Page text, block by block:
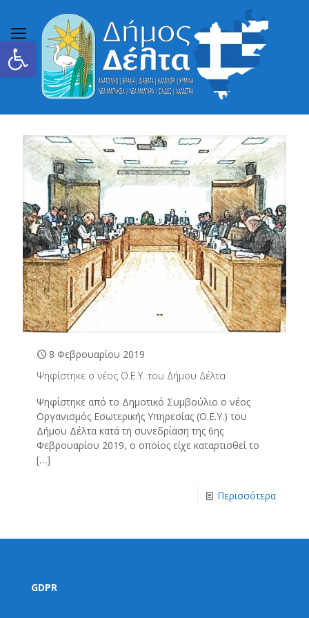
Ανοίξτε τη γραμμή εργαλείων
8 Φεβρουαρίου 2019
Ψηφίστηκε ο νέος Ο.Ε.Υ. του Δήμου Δέλτα
Ψηφίστηκε από το Δημοτικό Συμβούλιο ο νέος
Οργανισμός Εσωτερικής Υπηρεσίας (Ο.Ε.Υ.) του
Δήμου Δέλτα κατά τη συνεδρίαση της 6ης
Φεβρουαρίου 2019, ο οποίος είχε καταρτισθεί το
[…]
Περισσότερα
GDPR